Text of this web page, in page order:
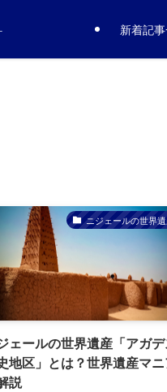
新着記
ニジェールの世界
ェールの世界遺産「アガ
地区」とは？世界遺産マ
説